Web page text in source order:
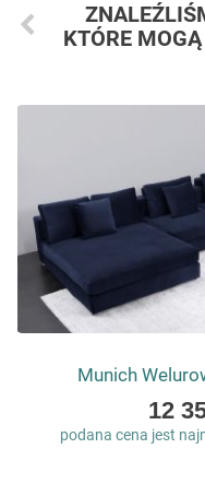
KTÓRE
Munich
As
low
12
podana cena jest